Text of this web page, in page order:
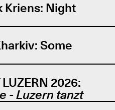
Kriens: Night
Some
2026:
- Luzern tanzt